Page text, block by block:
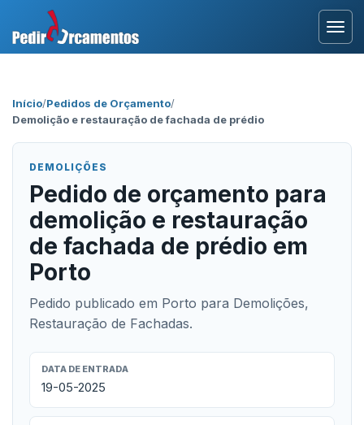
Início/Pedidos de Orçamento/
Demolição e restauração de fachada de prédio
DEMOLIÇÕES
Pedido de orçamento para
demolição e restauração
de fachada de prédio em
Porto
Pedido publicado em Porto para Demolições,
Restauração de Fachadas.
DATA DE ENTRADA
19-05-2025
Área Profissional
Como Funciona?
Testemunhos